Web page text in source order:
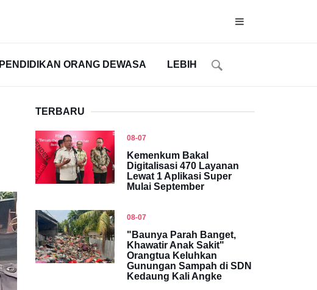
PENDIDIKAN ORANG DEWASA LEBIH
TERBARU
08-07
Kemenkum Bakal
Digitalisasi 470 Layanan
Lewat 1 Aplikasi Super
Mulai September
08-07
"Baunya Parah Banget,
Khawatir Anak Sakit"
Orangtua Keluhkan
Gunungan Sampah di SDN
Kedaung Kali Angke